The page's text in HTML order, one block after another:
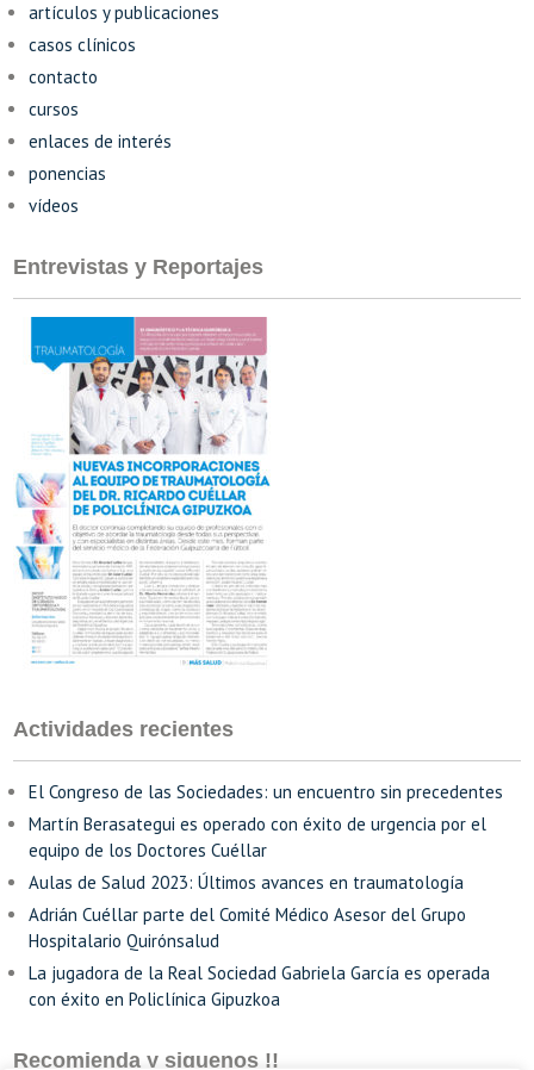
artículos y publicaciones
casos clínicos
contacto
cursos
enlaces de interés
ponencias
vídeos
Entrevistas y Reportajes
Actividades recientes
El Congreso de las Sociedades: un encuentro sin precedentes
Martín Berasategui es operado con éxito de urgencia por el
equipo de los Doctores Cuéllar
Aulas de Salud 2023: Últimos avances en traumatología
Adrián Cuéllar parte del Comité Médico Asesor del Grupo
Hospitalario Quirónsalud
La jugadora de la Real Sociedad Gabriela García es operada
con éxito en Policlínica Gipuzkoa
Recomienda y siguenos !!